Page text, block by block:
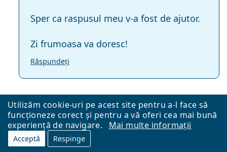
Utilizăm cookie-uri pe acest site pentru a-l face să
funcționeze corect și pentru a vă oferi cea mai bună
experiență de navigare.
Mai multe informații
Acceptă Respinge
Sper ca raspusul meu v-a fost de ajutor.
Zi frumoasa va doresc!
Răspundeți
Nicoleta în urmă cu 2 ani
Bună ziua! Pentru ochelari +3,00 distanță și
+1,50 aproape, adiție 1,50 ce dioptrii de